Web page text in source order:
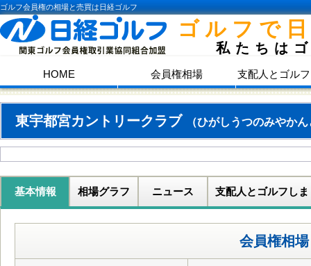
ゴルフ会員権の相場と売買は日経ゴルフ
ゴルフで
私たちは
HOME 会員権相場 支配人とゴル
東宇都宮カントリークラブ （ひがしうつのみやか
基本情報 相場グラフ ニュース 支配人とゴルフしま
会員権相場